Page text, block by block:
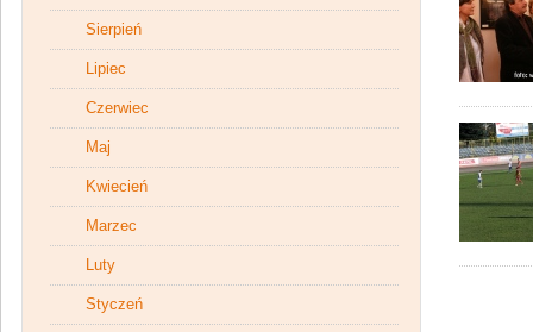
Sierpień
Lipiec
Czerwiec
Maj
Kwiecień
Marzec
Luty
Styczeń